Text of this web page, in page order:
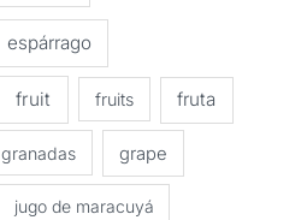
espárrago
fruit fruits fruta
granadas grape
jugo de maracuyá